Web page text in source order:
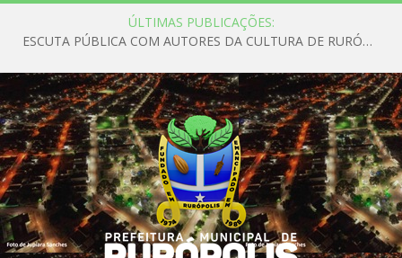
ÚLTIMAS PUBLICAÇÕES:
ESCUTA PÚBLICA COM AUTORES DA CULTURA DE RURÓPOLIS